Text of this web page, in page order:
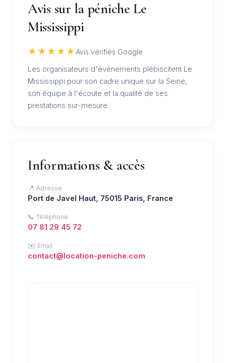
Avis sur la péniche Le
Mississippi
★★★★★ Avis vérifiés Google
Les organisateurs d'événements plébiscitent Le
Mississippi pour son cadre unique sur la Seine,
son équipe à l'écoute et la qualité de ses
prestations sur-mesure.
Informations & accès
📍 Adresse
Port de Javel Haut, 75015 Paris, France
📞 Téléphone
07 81 29 45 72
✉️ Email
contact@location-peniche.com